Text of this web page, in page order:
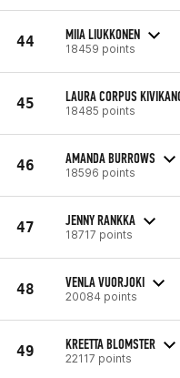
44 MIIA LIUKKONEN
18459 points
45 LAURA CORPUS
18485 points
46 AMANDA BURROWS
18596 points
47 JENNY RANKKA
18717 points
48 VENLA VUORJOKI
20084 points
49 KREETTA BLOMSTER
22117 points